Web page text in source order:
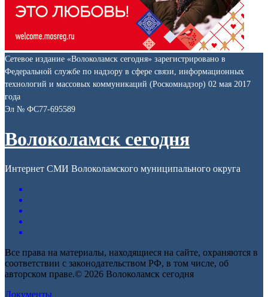
Сетевое издание «Волоколамск сегодня» зарегистрировано в
Федеральной службе по надзору в сфере связи, информационных
технологий и массовых коммуникаций (Роскомнадзор) 02 мая 2017
года
Эл № ФС77-695589
Волоколамск сегодня
Интернет СМИ Волоколамского муниципального округа
Все права на материалы, находящиеся на сайте, охраняются в
соответствии с законодательством РФ, в том числе, об
авторском праве.© 2026 Волоколамск сегодня
Документы